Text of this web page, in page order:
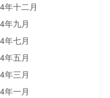
年十二月
年九月
年七月
年五月
年三月
年一月